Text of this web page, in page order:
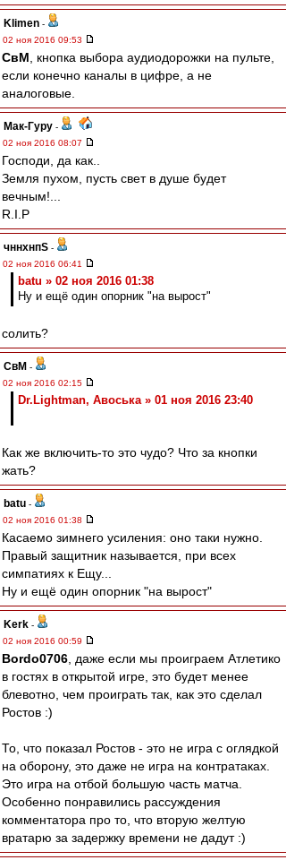
Klimen -
02 ноя 2016 09:53
СвМ , кнопка выбора аудиодорожки на пульте,
если конечно каналы в цифре, а не
аналоговые.
Мак-Гуру -
02 ноя 2016 08:07
Господи, да как..
Земля пухом, пусть свет в душе будет
вечным!...
R.I.P
чннхнпS -
02 ноя 2016 06:41
batu » 02 ноя 2016 01:38
Ну и ещё один опорник "на вырост"
солить?
СвМ -
02 ноя 2016 02:15
Dr.Lightman, Авоська » 01 ноя 2016 23:40
Как же включить-то это чудо? Что за кнопки
жать?
batu -
02 ноя 2016 01:38
Касаемо зимнего усиления: оно таки нужно.
Правый защитник называется, при всех
симпатиях к Ещу...
Ну и ещё один опорник "на вырост"
Kerk -
02 ноя 2016 00:59
Bordo0706 , даже если мы проиграем Атлетико
в гостях в открытой игре, это будет менее
блевотно, чем проиграть так, как это сделал
Ростов :)
То, что показал Ростов - это не игра с оглядкой
на оборону, это даже не игра на контратаках.
Это игра на отбой большую часть матча.
Особенно понравились рассуждения
комментатора про то, что вторую желтую
вратарю за задержку времени не дадут :)